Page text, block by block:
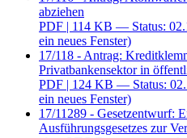
abziehen
PDF | 114 KB — Status:
ein neues Fenster)
17/118 - Antrag:
Privatbankensektor in
PDF | 124 KB — Status:
ein neues Fenster)
17/11289 - Gesetzentwurf:
Ausführungsgesetzes zur